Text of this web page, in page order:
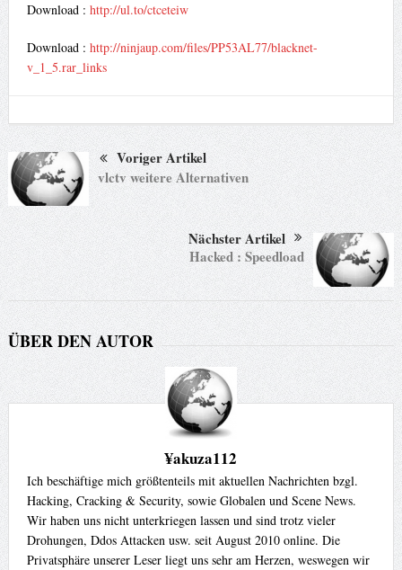
Download : http://ul.to/ctceteiw
Download : http://ninjaup.com/files/PP53AL77/blacknet-
v_1_5.rar_links
Voriger Artikel
vlctv weitere Alternativen
Nächster Artikel
Hacked : Speedload
ÜBER DEN AUTOR
¥akuza112
Ich beschäftige mich größtenteils mit aktuellen Nachrichten bzgl.
Hacking, Cracking & Security, sowie Globalen und Scene News.
Wir haben uns nicht unterkriegen lassen und sind trotz vieler
Drohungen, Ddos Attacken usw. seit August 2010 online. Die
Privatsphäre unserer Leser liegt uns sehr am Herzen, weswegen wir